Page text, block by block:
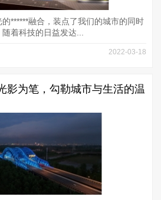
******融合，装点了我们的城市的同时
着科技的日益发达...
2022-03-18
影为笔，勾勒城市与生活的温